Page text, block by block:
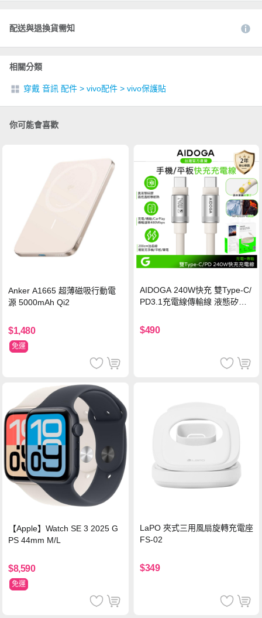
配送與退換貨需知
相關分類
穿戴 音訊 配件 > vivo配件 > vivo保護貼
你可能會喜歡
Anker A1665 超薄磁吸行動電
源 5000mAh Qi2
$1,480
免運
AIDOGA 240W快充 雙Type-C/
PD3.1充電線傳輸線 液態矽膠
機/平板/筆電
$490
【Apple】Watch SE 3 2025 G
PS 44mm M/L
$8,590
免運
LaPO 夾式三用風扇旋轉充電座
FS-02
$349